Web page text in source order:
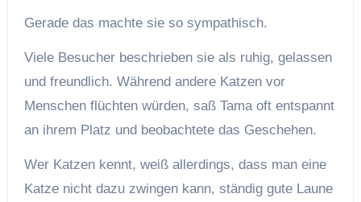
Gerade das machte sie so sympathisch.
Viele Besucher beschrieben sie als ruhig, gelassen
und freundlich. Während andere Katzen vor
Menschen flüchten würden, saß Tama oft entspannt
an ihrem Platz und beobachtete das Geschehen.
Wer Katzen kennt, weiß allerdings, dass man eine
Katze nicht dazu zwingen kann, ständig gute Laune